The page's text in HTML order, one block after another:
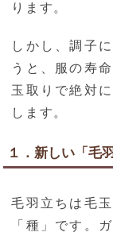
ります。
しかし、調子
うと、服の寿
玉取りで絶対
します。
１．新しい「毛
毛羽立ちは毛
「種」です。